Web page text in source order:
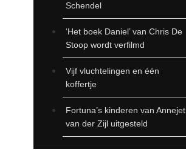
Schendel
‘Het boek Daniel’ van Chris De
Stoop wordt verfilmd
Vijf vluchtelingen en één
koffertje
Fortuna’s kinderen van Annejet
van der Zijl uitgesteld